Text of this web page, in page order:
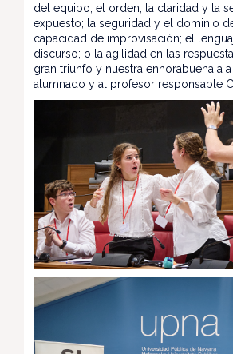
del equipo; el orden, la claridad y la
expuesto; la seguridad y el dominio
capacidad de improvisación; el
discurso; o la agilidad en las
gran triunfo y nuestra enhorabuena a
alumnado y al profesor responsable